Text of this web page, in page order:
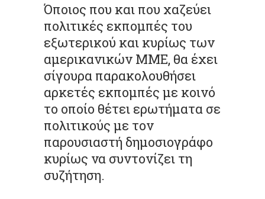
Όποιος που και που χαζεύει
πολιτικές εκπομπές του
εξωτερικού και κυρίως των
αμερικανικών ΜΜΕ, θα έχει
σίγουρα παρακολουθήσει
αρκετές εκπομπές με κοινό
το οποίο θέτει ερωτήματα σε
πολιτικούς με τον
παρουσιαστή δημοσιογράφο
κυρίως να συντονίζει τη
συζήτηση.